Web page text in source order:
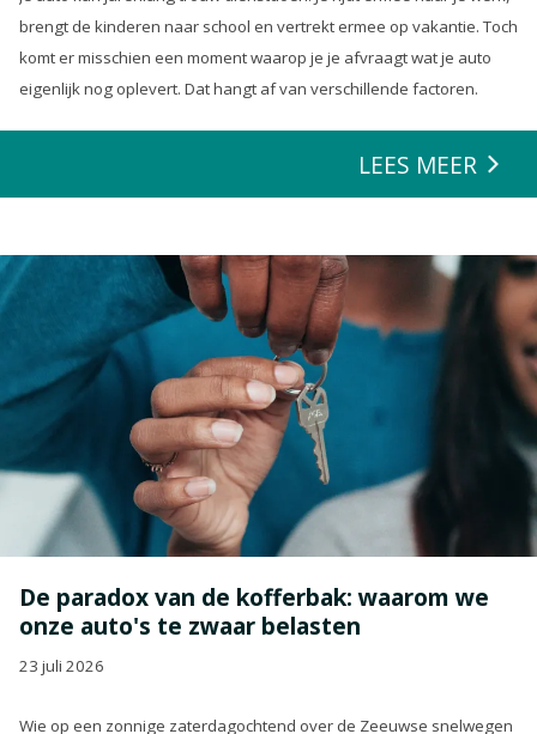
brengt de kinderen naar school en vertrekt ermee op vakantie. Toch
komt er misschien een moment waarop je je afvraagt wat je auto
eigenlijk nog oplevert. Dat hangt af van verschillende factoren.
LEES MEER
De paradox van de kofferbak: waarom we
onze auto's te zwaar belasten
23 juli 2026
Wie op een zonnige zaterdagochtend over de Zeeuwse snelwegen